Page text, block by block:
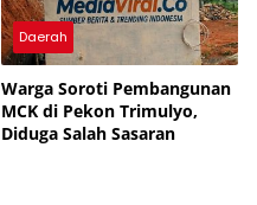
Daerah
Warga Soroti Pembangunan
MCK di Pekon Trimulyo,
Diduga Salah Sasaran